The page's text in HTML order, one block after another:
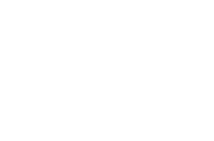
안마도